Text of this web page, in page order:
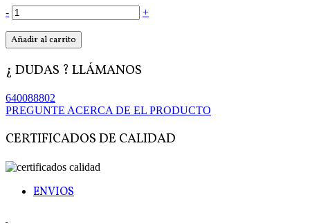
- +
Añadir al carrito
¿ DUDAS ? LLÁMANOS
640088802
PREGUNTE ACERCA DE EL PRODUCTO
CERTIFICADOS DE CALIDAD
ENVIOS